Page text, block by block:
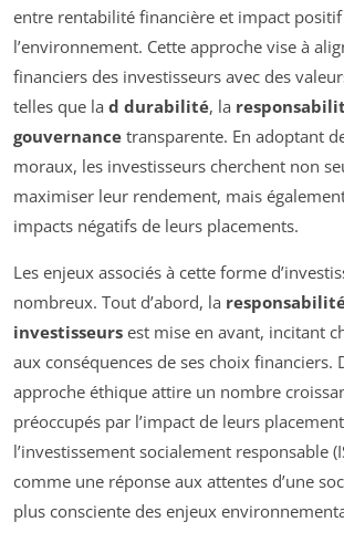
entre rentabilité financière et impact
l’environnement. Cette approche vise à
financiers des investisseurs avec des
telles que la d durabilité, la
gouvernance transparente. En adoptant
moraux, les investisseurs cherchent non
maximiser leur rendement, mais
impacts négatifs de leurs placements.
Les enjeux associés à cette forme
nombreux. Tout d’abord, la
investisseurs est mise en avant, incitant
aux conséquences de ses choix financiers.
approche éthique attire un nombre
préoccupés par l’impact de leurs
l’investissement socialement responsable
comme une réponse aux attentes d’une
plus consciente des enjeux